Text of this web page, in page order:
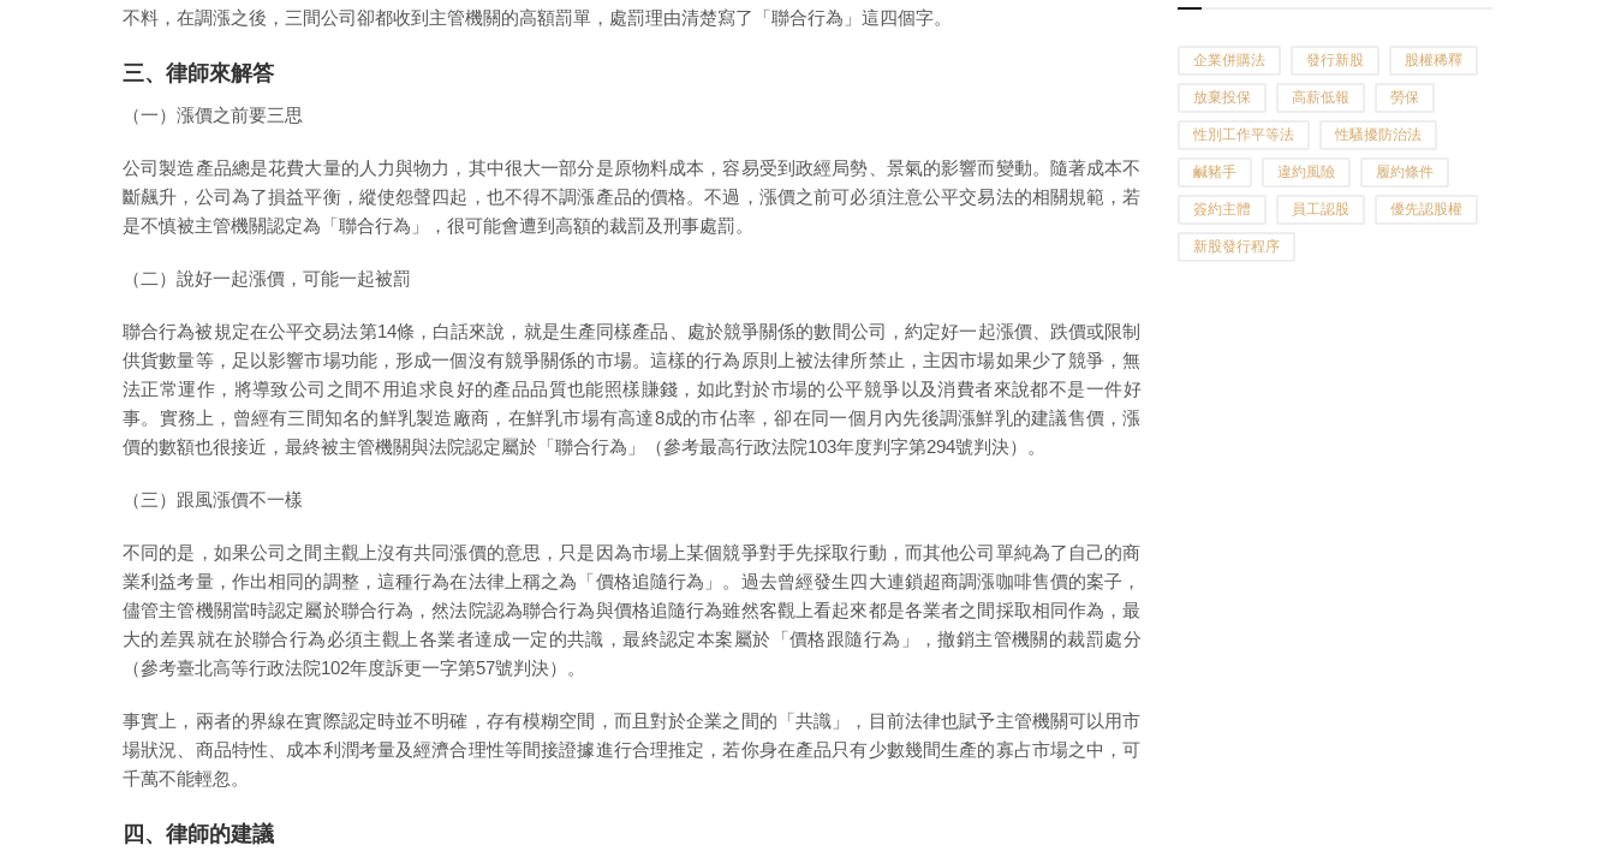
不料，在調漲之後，三間公司卻都收到主管機關的高額罰單，處罰理由清楚寫了「聯合行為」這四個字。
三、律師來解答
（一）漲價之前要三思
公司製造產品總是花費大量的人力與物力，其中很大一部分是原物料成本，容易受到政經局勢、景氣的影響而變動。隨著成本不
斷飆升，公司為了損益平衡，縱使怨聲四起，也不得不調漲產品的價格。不過，漲價之前可必須注意公平交易法的相關規範，若
是不慎被主管機關認定為「聯合行為」，很可能會遭到高額的裁罰及刑事處罰。
（二）說好一起漲價，可能一起被罰
聯合行為被規定在公平交易法第14條，白話來說，就是生產同樣產品、處於競爭關係的數間公司，約定好一起漲價、跌價或限制
供貨數量等，足以影響市場功能，形成一個沒有競爭關係的市場。這樣的行為原則上被法律所禁止，主因市場如果少了競爭，無
法正常運作，將導致公司之間不用追求良好的產品品質也能照樣賺錢，如此對於市場的公平競爭以及消費者來說都不是一件好
事。實務上，曾經有三間知名的鮮乳製造廠商，在鮮乳市場有高達8成的市佔率，卻在同一個月內先後調漲鮮乳的建議售價，漲
價的數額也很接近，最終被主管機關與法院認定屬於「聯合行為」（參考最高行政法院103年度判字第294號判決）。
（三）跟風漲價不一樣
不同的是，如果公司之間主觀上沒有共同漲價的意思，只是因為市場上某個競爭對手先採取行動，而其他公司單純為了自己的商
業利益考量，作出相同的調整，這種行為在法律上稱之為「價格追隨行為」。過去曾經發生四大連鎖超商調漲咖啡售價的案子，
儘管主管機關當時認定屬於聯合行為，然法院認為聯合行為與價格追隨行為雖然客觀上看起來都是各業者之間採取相同作為，最
大的差異就在於聯合行為必須主觀上各業者達成一定的共識，最終認定本案屬於「價格跟隨行為」，撤銷主管機關的裁罰處分
（參考臺北高等行政法院102年度訴更一字第57號判決）。
事實上，兩者的界線在實際認定時並不明確，存有模糊空間，而且對於企業之間的「共識」，目前法律也賦予主管機關可以用市
場狀況、商品特性、成本利潤考量及經濟合理性等間接證據進行合理推定，若你身在產品只有少數幾間生產的寡占市場之中，可
千萬不能輕忽。
四、律師的建議
企業併購法 發行新股 股權稀釋
放棄投保 高薪低報 勞保
性別工作平等法 性騷擾防治法
鹹豬手 違約風險 履約條件
簽約主體 員工認股 優先認股權
新股發行程序